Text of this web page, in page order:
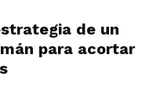
de un
para acortar